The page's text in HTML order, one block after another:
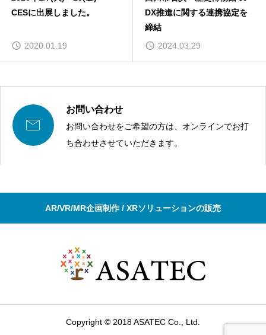
DX推進に関する連携協定を
2024.03.29
初！デジタルツイン,景
れから建つ家がARで出
2022.05.25

お問い合わせ
お問い合わせをご希望の方は、オンラインでお打
ち合わせさせていただきます。
AR/VR/MR企画制作 / XRソリューションの販売
Copyright © 2018 ASATEC Co., Ltd.